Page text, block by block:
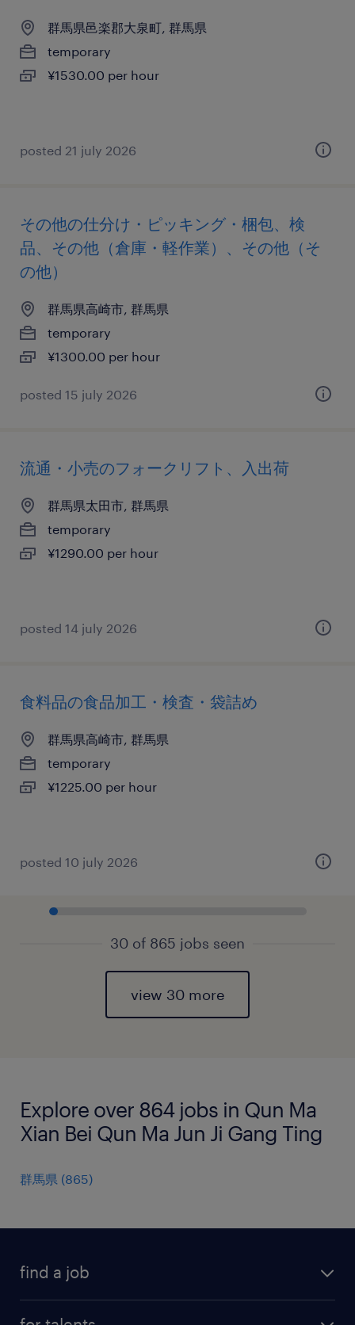
群馬県邑楽郡大泉町, 群馬県
temporary
¥1530.00 per hour
posted 21 july 2026
その他の仕分け・ピッキング・梱包、検
品、その他（倉庫・軽作業）、その他（そ
の他）
群馬県高崎市, 群馬県
temporary
¥1300.00 per hour
posted 15 july 2026
流通・小売のフォークリフト、入出荷
群馬県太田市, 群馬県
temporary
¥1290.00 per hour
posted 14 july 2026
食料品の食品加工・検査・袋詰め
群馬県高崎市, 群馬県
temporary
¥1225.00 per hour
posted 10 july 2026
30 of 865 jobs seen
view 30 more
Explore over 864 jobs in Qun Ma
Xian Bei Qun Ma Jun Ji Gang Ting
群馬県 (865)
find a job